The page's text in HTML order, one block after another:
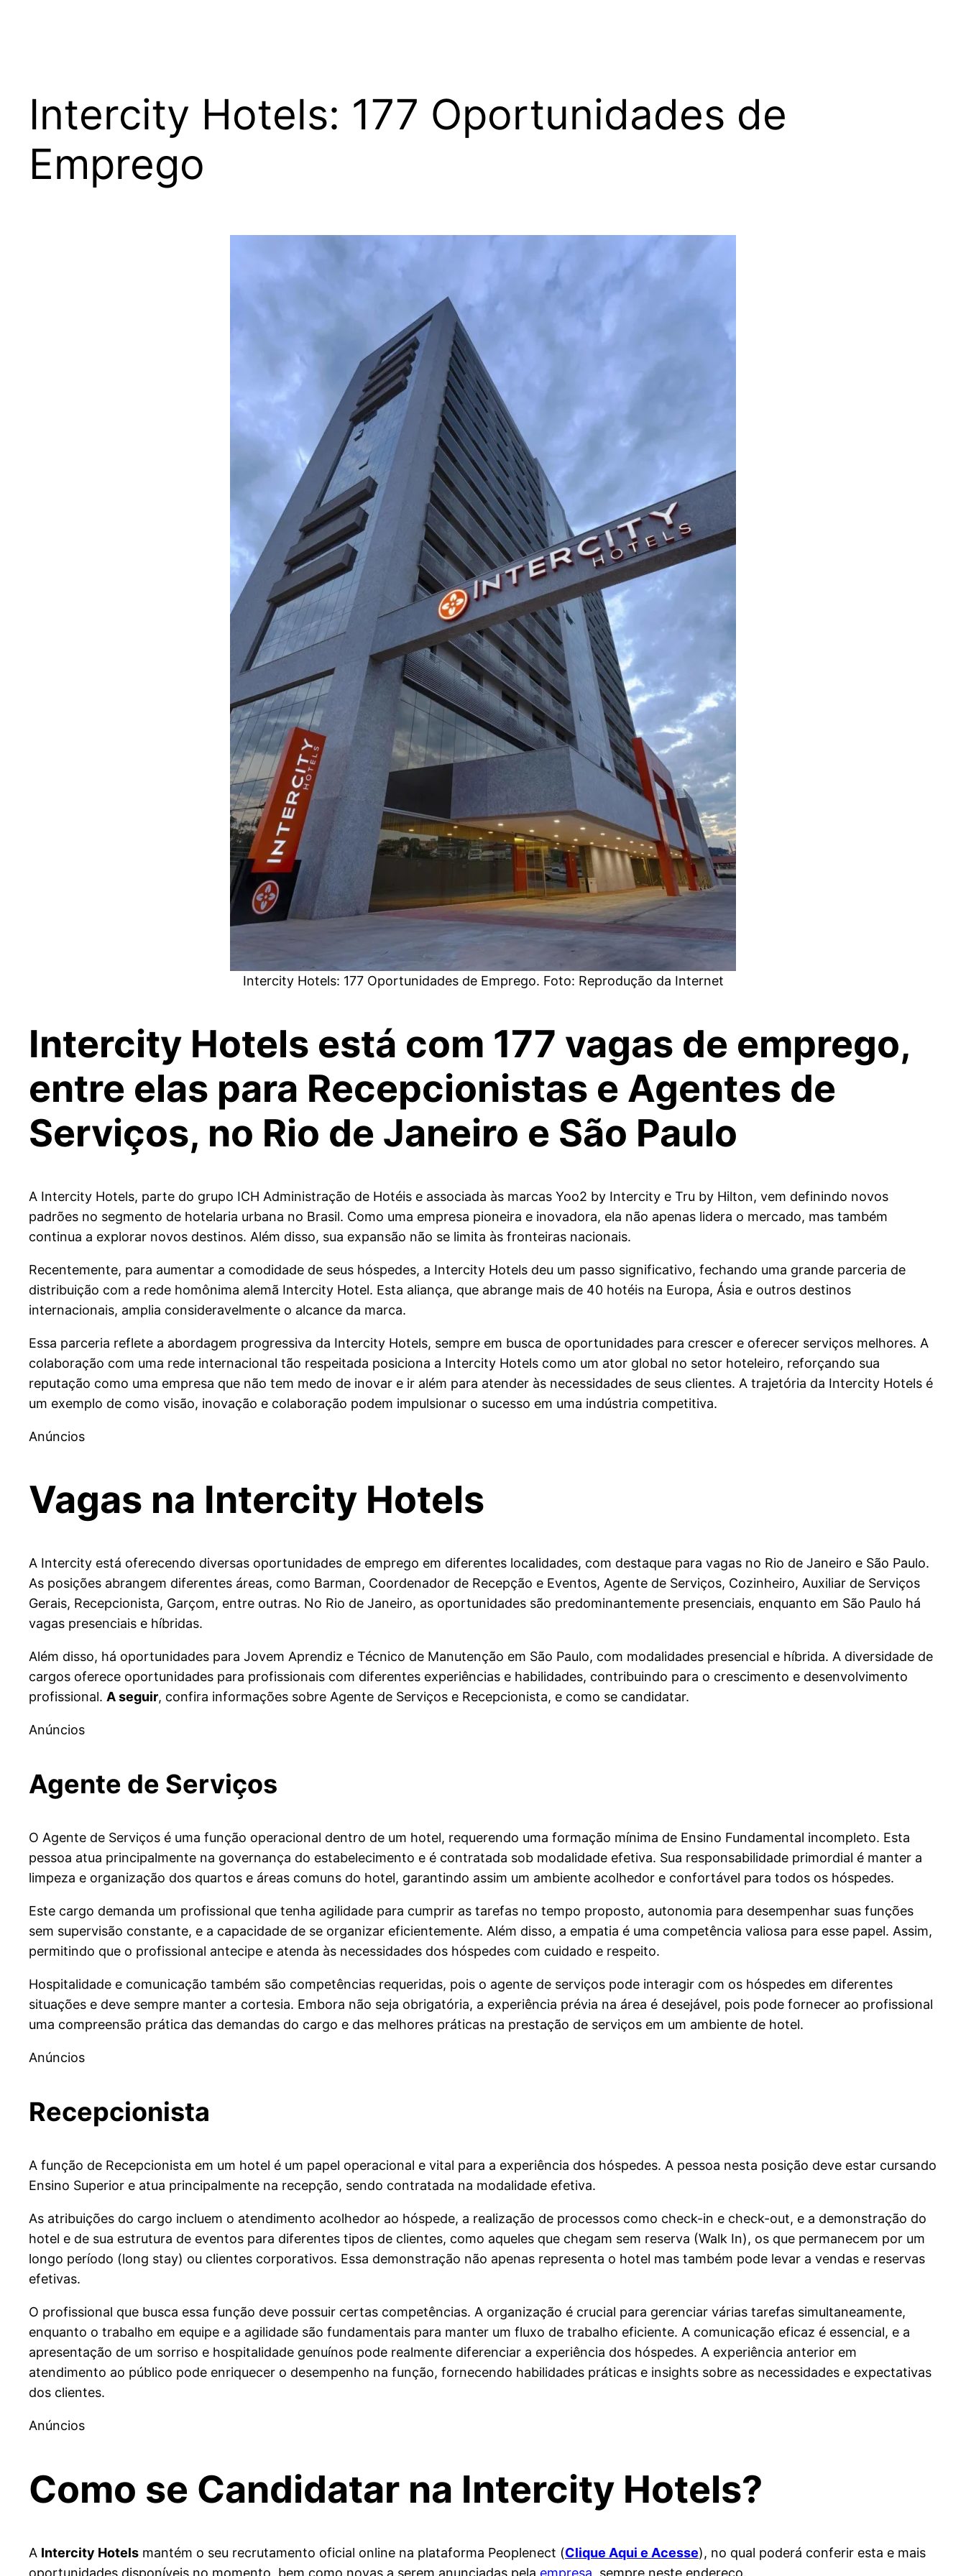
Intercity Hotels: 177 Oportunidades de
Emprego
Intercity Hotels: 177 Oportunidades de Emprego. Foto: Reprodução da Internet
Intercity Hotels está com 177 vagas de emprego,
entre elas para Recepcionistas e Agentes de
Serviços, no Rio de Janeiro e São Paulo
A Intercity Hotels, parte do grupo ICH Administração de Hotéis e associada às marcas Yoo2 by Intercity e Tru by Hilton, vem definindo novos
padrões no segmento de hotelaria urbana no Brasil. Como uma empresa pioneira e inovadora, ela não apenas lidera o mercado, mas também
continua a explorar novos destinos. Além disso, sua expansão não se limita às fronteiras nacionais.
Recentemente, para aumentar a comodidade de seus hóspedes, a Intercity Hotels deu um passo significativo, fechando uma grande parceria de
distribuição com a rede homônima alemã Intercity Hotel. Esta aliança, que abrange mais de 40 hotéis na Europa, Ásia e outros destinos
internacionais, amplia consideravelmente o alcance da marca.
Essa parceria reflete a abordagem progressiva da Intercity Hotels, sempre em busca de oportunidades para crescer e oferecer serviços melhores. A
colaboração com uma rede internacional tão respeitada posiciona a Intercity Hotels como um ator global no setor hoteleiro, reforçando sua
reputação como uma empresa que não tem medo de inovar e ir além para atender às necessidades de seus clientes. A trajetória da Intercity Hotels é
um exemplo de como visão, inovação e colaboração podem impulsionar o sucesso em uma indústria competitiva.
Anúncios
Vagas na Intercity Hotels
A Intercity está oferecendo diversas oportunidades de emprego em diferentes localidades, com destaque para vagas no Rio de Janeiro e São Paulo.
As posições abrangem diferentes áreas, como Barman, Coordenador de Recepção e Eventos, Agente de Serviços, Cozinheiro, Auxiliar de Serviços
Gerais, Recepcionista, Garçom, entre outras. No Rio de Janeiro, as oportunidades são predominantemente presenciais, enquanto em São Paulo há
vagas presenciais e híbridas.
Além disso, há oportunidades para Jovem Aprendiz e Técnico de Manutenção em São Paulo, com modalidades presencial e híbrida. A diversidade de
cargos oferece oportunidades para profissionais com diferentes experiências e habilidades, contribuindo para o crescimento e desenvolvimento
profissional. A seguir, confira informações sobre Agente de Serviços e Recepcionista, e como se candidatar.
Anúncios
Agente de Serviços
O Agente de Serviços é uma função operacional dentro de um hotel, requerendo uma formação mínima de Ensino Fundamental incompleto. Esta
pessoa atua principalmente na governança do estabelecimento e é contratada sob modalidade efetiva. Sua responsabilidade primordial é manter a
limpeza e organização dos quartos e áreas comuns do hotel, garantindo assim um ambiente acolhedor e confortável para todos os hóspedes.
Este cargo demanda um profissional que tenha agilidade para cumprir as tarefas no tempo proposto, autonomia para desempenhar suas funções
sem supervisão constante, e a capacidade de se organizar eficientemente. Além disso, a empatia é uma competência valiosa para esse papel. Assim,
permitindo que o profissional antecipe e atenda às necessidades dos hóspedes com cuidado e respeito.
Hospitalidade e comunicação também são competências requeridas, pois o agente de serviços pode interagir com os hóspedes em diferentes
situações e deve sempre manter a cortesia. Embora não seja obrigatória, a experiência prévia na área é desejável, pois pode fornecer ao profissional
uma compreensão prática das demandas do cargo e das melhores práticas na prestação de serviços em um ambiente de hotel.
Anúncios
Recepcionista
A função de Recepcionista em um hotel é um papel operacional e vital para a experiência dos hóspedes. A pessoa nesta posição deve estar cursando
Ensino Superior e atua principalmente na recepção, sendo contratada na modalidade efetiva.
As atribuições do cargo incluem o atendimento acolhedor ao hóspede, a realização de processos como check-in e check-out, e a demonstração do
hotel e de sua estrutura de eventos para diferentes tipos de clientes, como aqueles que chegam sem reserva (Walk In), os que permanecem por um
longo período (long stay) ou clientes corporativos. Essa demonstração não apenas representa o hotel mas também pode levar a vendas e reservas
efetivas.
O profissional que busca essa função deve possuir certas competências. A organização é crucial para gerenciar várias tarefas simultaneamente,
enquanto o trabalho em equipe e a agilidade são fundamentais para manter um fluxo de trabalho eficiente. A comunicação eficaz é essencial, e a
apresentação de um sorriso e hospitalidade genuínos pode realmente diferenciar a experiência dos hóspedes. A experiência anterior em
atendimento ao público pode enriquecer o desempenho na função, fornecendo habilidades práticas e insights sobre as necessidades e expectativas
dos clientes.
Anúncios
Como se Candidatar na Intercity Hotels?
A Intercity Hotels mantém o seu recrutamento oficial online na plataforma Peoplenect (Clique Aqui e Acesse), no qual poderá conferir esta e mais
oportunidades disponíveis no momento, bem como novas a serem anunciadas pela empresa , sempre neste endereço.